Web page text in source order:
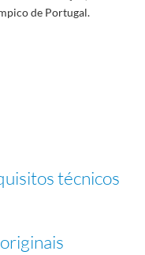
de Portugal.
técnicos